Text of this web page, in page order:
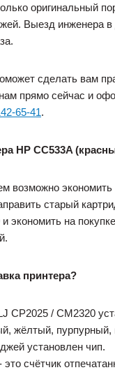
оригинальный
Выезд инженера в
сделать вам
прямо сейчас и
65-41.
HP CC533A
возможно экономить
старый
экономить на
принтера?
CP2025 / CM2320
жёлтый, пурпурный,
установлен чип.
счётчик